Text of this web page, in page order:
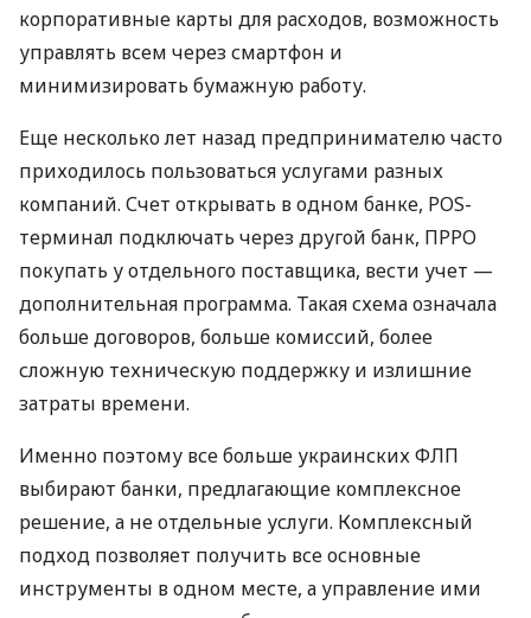
корпоративные карты для расходов, возможность
управлять всем через смартфон и
минимизировать бумажную работу.
Еще несколько лет назад предпринимателю часто
приходилось пользоваться услугами разных
компаний. Счет открывать в одном банке, POS-
терминал подключать через другой банк, ПРРО
покупать у отдельного поставщика, вести учет —
дополнительная программа. Такая схема означала
больше договоров, больше комиссий, более
сложную техническую поддержку и излишние
затраты времени.
Именно поэтому все больше украинских ФЛП
выбирают банки, предлагающие комплексное
решение, а не отдельные услуги. Комплексный
подход позволяет получить все основные
инструменты в одном месте, а управление ими